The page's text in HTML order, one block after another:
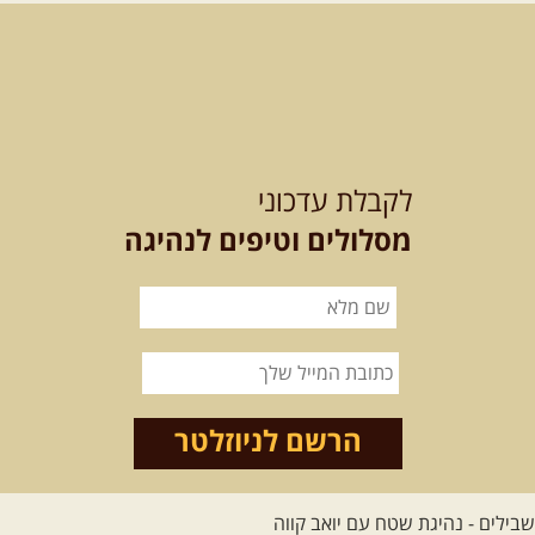
למגוון רכבי שטח
בחרנו לילה מיוחד לטיול מיוחד!
השמיים יהיו נקיים, הכוכבים ...
שישי- מעיינות
ואתגרים בצפון הרמה
מסלול חדש בצפון רמת הגולן בהובלת
מדריך תושב האזור. המסלול ...
לקבלת עדכוני
מסלולים וטיפים לנהיגה
הרשם לניוזלטר